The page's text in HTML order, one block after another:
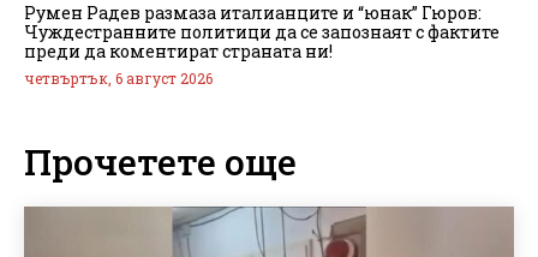
Румен Радев размаза италианците и “юнак” Гюров:
Чуждестранните политици да се запознаят с фактите
преди да коментират страната ни!
четвъртък, 6 август 2026
Прочетете още